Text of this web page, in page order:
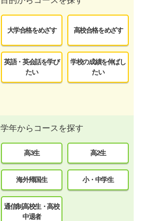
大学合格をめざす 高校合格をめざす
英語・英会話を学び
たい
学校の成績を伸ばし
たい
学年からコースを探す
高3生 高2生
海外帰国生 小・中学生
通信制高校生・高校
中退者